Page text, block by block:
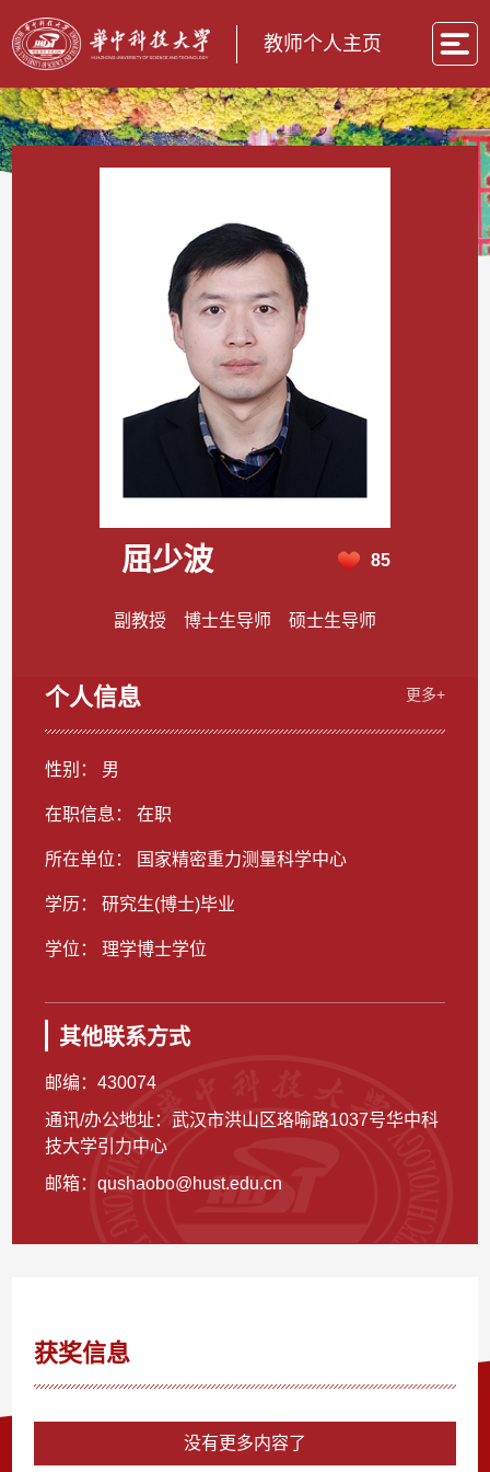
教师个人主页
屈少波 85
副教授 博士生导师 硕士生导师
个人信息 更多+
性别： 男
在职信息： 在职
所在单位： 国家精密重力测量科学中心
学历： 研究生(博士)毕业
学位： 理学博士学位
其他联系方式
邮编：430074
通讯/办公地址：武汉市洪山区珞喻路1037号华中科
技大学引力中心
邮箱：qushaobo@hust.edu.cn
获奖信息
没有更多内容了